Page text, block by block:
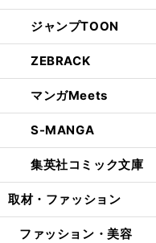
ジャンプTOON
ZEBRACK
マンガMeets
S-MANGA
集英社コミック文庫
取材・ファッション
ファッション・美容